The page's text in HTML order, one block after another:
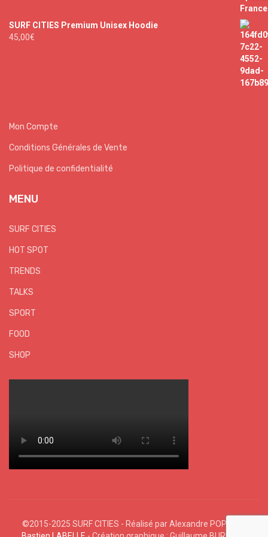
SURF CITIES Premium Unisex Hoodie
45,00€
Mon Compte
Conditions Générales de Vente
Politique de confidentialité
MENU
SURF CITIES
HOT SPOT
TRENDS
TALKS
SPORT
FOOD
SHOP
©2015-2025 SURF CITIES - Réalisé par Alexandre POPHIN &